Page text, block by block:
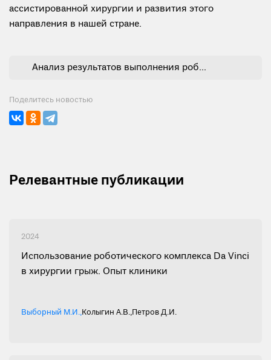
ассистированной хирургии и развития этого
направления в нашей стране.
Анализ результатов выполнения робот-ассистированной радикальной простатэктомии.pdf
Поделитесь новостью
Релевантные публикации
2024
Использование роботического комплекса Da Vinci
в хирургии грыж. Опыт клиники
Выборный М.И.,Колыгин А.В.,Петров Д.И.